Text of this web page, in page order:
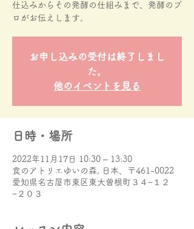
仕込みからその発酵の仕組みまで、発酵のプ
お申し込みの受付は終了しまし
た。
他のイベントを見る
日時・場所
2022年11月17日 10:30 – 13:30
食のアトリエゆいの森, 日本、〒461-0022
愛知県名古屋市東区東大曽根町３４−１２
−２０３